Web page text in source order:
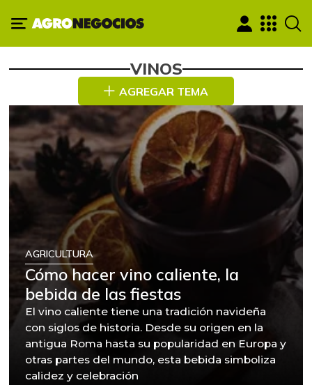
VINOS
AGREGAR TEMA
AGRICULTURA
Cómo hacer vino caliente, la
bebida de las fiestas
El vino caliente tiene una tradición navideña
con siglos de historia. Desde su origen en la
antigua Roma hasta su popularidad en Europa y
otras partes del mundo, esta bebida simboliza
calidez y celebración